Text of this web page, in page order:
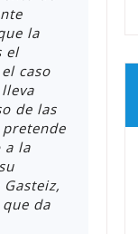
la
el
caso
de las
a la
da